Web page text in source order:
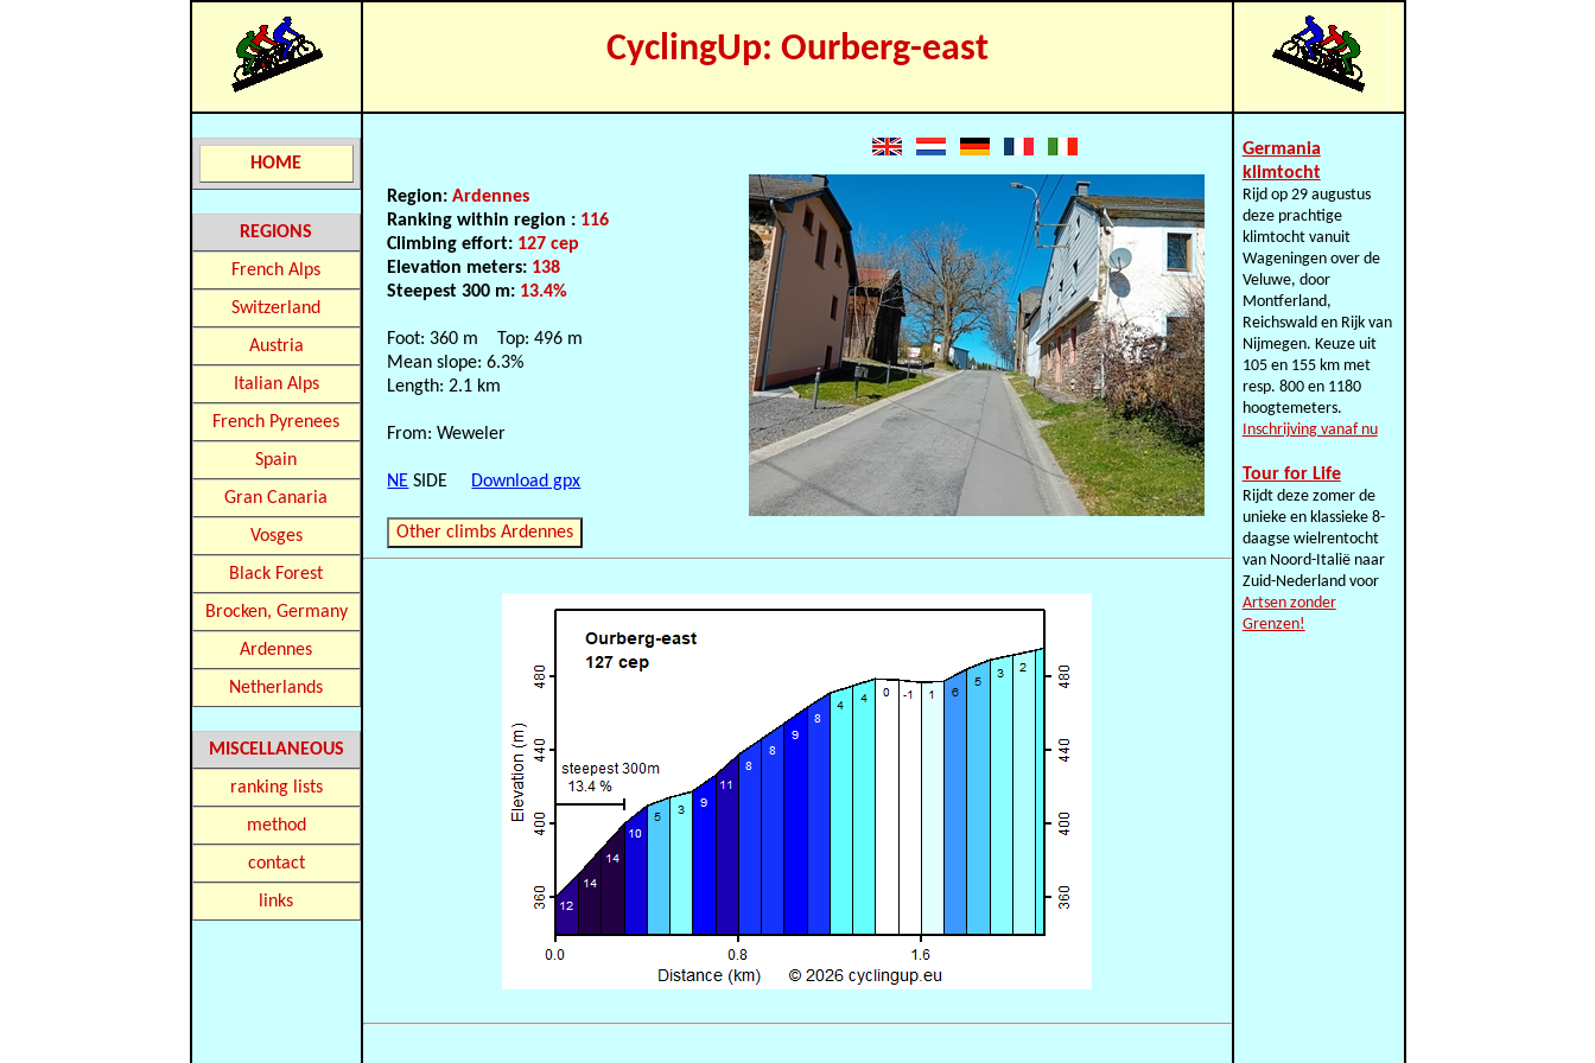
CyclingUp: Ourberg-east
HOME
REGIONS
French Alps
Switzerland
Austria
Italian Alps
French Pyrenees
Spain
Gran Canaria
Vosges
Black Forest
Brocken, Germany
Ardennes
Netherlands
MISCELLANEOUS
ranking lists
method
contact
links
Region:Ardennes
Ranking within region : 116
Climbing effort: 127 cep
Elevation meters: 138
Steepest 300 m: 13.4%
Foot: 360 m Top: 496 m
Mean slope: 6.3%
Length: 2.1 km
From: Weweler
NE SIDE Download gpx
Other climbs Ardennes
Germania
klimtocht
Rijd op 29 augustus
deze prachtige
klimtocht vanuit
Wageningen over de
Veluwe, door
Montferland,
Reichswald en Rijk van
Nijmegen. Keuze uit
105 en 155 km met
resp. 800 en 1180
hoogtemeters.
Inschrijving vanaf nu
Tour for Life
Rijdt deze zomer de
unieke en klassieke 8-
daagse wielrentocht
van Noord-Italië naar
Zuid-Nederland voor
Artsen zonder
Grenzen!